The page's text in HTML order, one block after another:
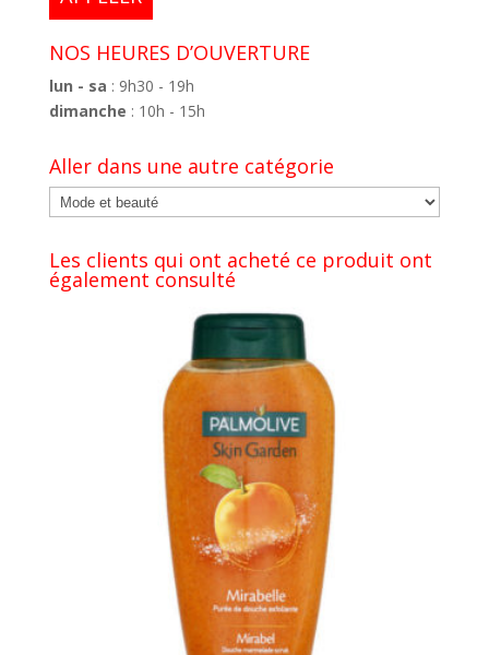
NOS HEURES D’OUVERTURE
lun - sa : 9h30 - 19h
dimanche : 10h - 15h
Aller dans une autre catégorie
Les clients qui ont acheté ce produit ont
également consulté